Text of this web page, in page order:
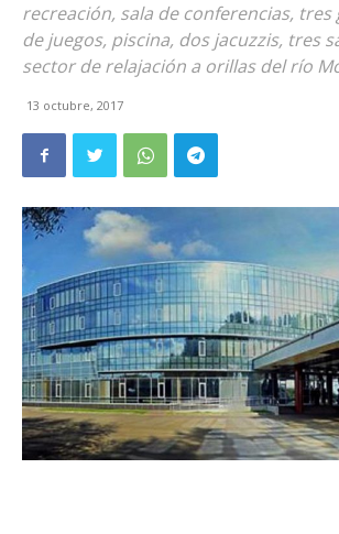
recreación, sala de conferencias, tres
de juegos, piscina, dos jacuzzis, tres
sector de relajación a orillas del río
13 octubre, 2017